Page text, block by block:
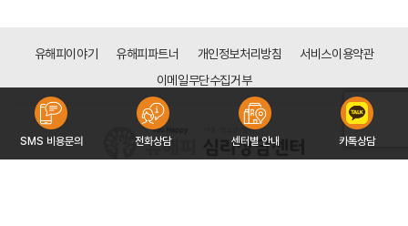
유해피이야기 유해피파트너 개인정보처리방침
서비스이용약관
이메일무단수집거부
SMS 비용문의 전화상담 센터별 안내 카톡상담